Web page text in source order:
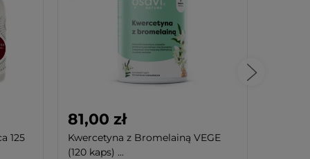
125
81,00 zł
Kwercetyna z Bromelainą VEGE
(120 kaps) ...